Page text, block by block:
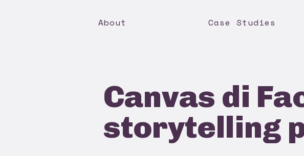
About Case Studies
Canvas di
storytelling